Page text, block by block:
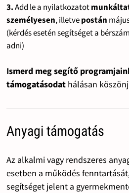
3.Add le a nyilatkozatot
személyesen, illetvepostán
(kérdés esetén segítséget a
adni)
Ismerd meg segítő
támogatásodat hálásan
Anyagi támogatás
Az alkalmi vagy rendszeres
esetben a működés
segítséget jelent a